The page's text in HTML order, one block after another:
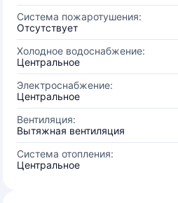
Система пожаротушения:
Отсутствует
Холодное водоснабжение:
Центральное
Электроснабжение:
Центральное
Вентиляция:
Вытяжная вентиляция
Система отопления:
Центральное